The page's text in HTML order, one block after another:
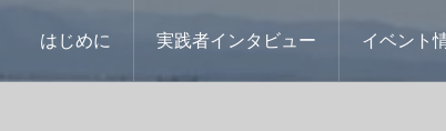
はじめに 実践者インタビュー イベント